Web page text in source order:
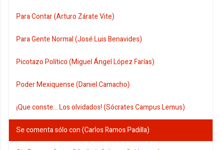
Para Contar (Arturo Zárate Vite)
Para Gente Normal (José Luis Benavides)
Picotazo Político (Miguel Ángel López Farías)
Poder Mexiquense (Daniel Camacho)
¡Que conste... Los olvidados! (Sócrates Campus Lemus)
Se comenta sólo con (Carlos Ramos Padilla)